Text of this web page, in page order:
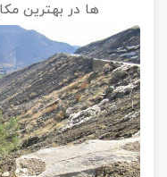
ها در بهترین